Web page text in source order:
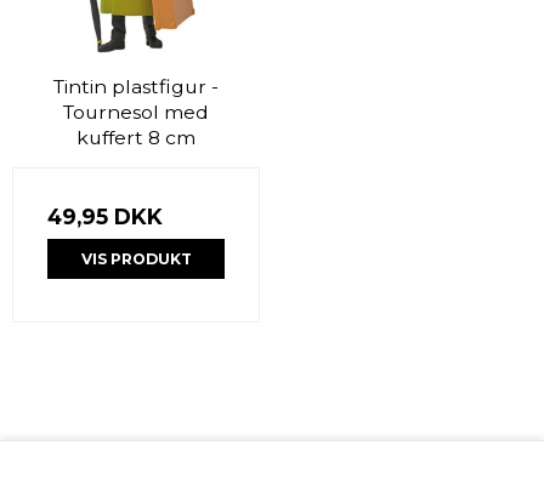
Tintin plastfigur -
Tournesol med
kuffert 8 cm
49,95 DKK
VIS PRODUKT